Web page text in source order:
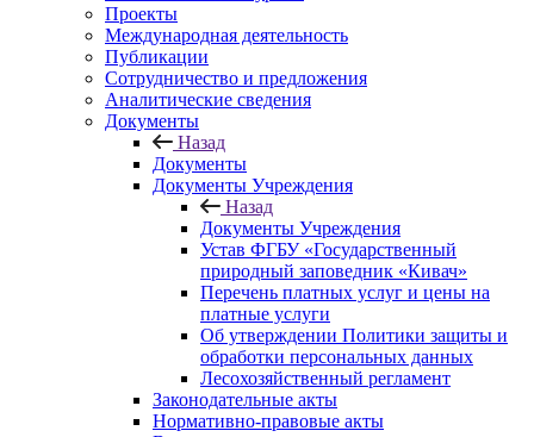
Проекты
Международная деятельность
Публикации
Сотрудничество и предложения
Аналитические сведения
Документы
Назад
Документы
Документы Учреждения
Назад
Документы Учреждения
Устав ФГБУ «Государственный
природный заповедник «Кивач»
Перечень платных услуг и цены на
платные услуги
Об утверждении Политики защиты и
обработки персональных данных
Лесохозяйственный регламент
Законодательные акты
Нормативно-правовые акты